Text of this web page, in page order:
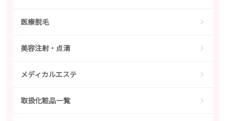
医療脱毛
美容注射・点滴
メディカルエステ
取扱化粧品一覧